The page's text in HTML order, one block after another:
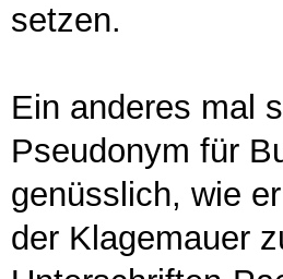
setzen.
Ein anderes mal
Pseudonym für
genüsslich, wie
der Klagemauer